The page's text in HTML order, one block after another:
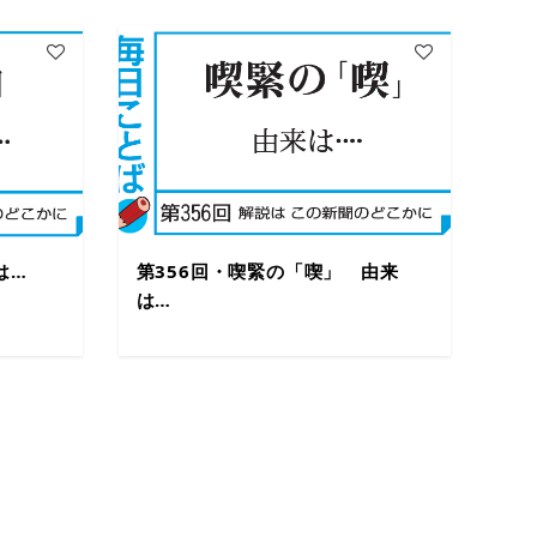
…
第356回・喫緊の「喫」 由来
は…